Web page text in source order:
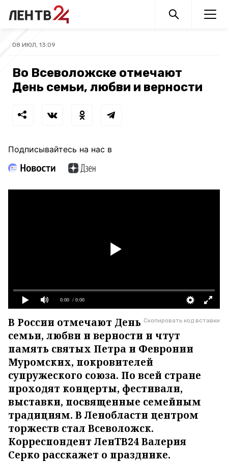
08 ИЮЛ, 13:09
Во Всеволожске отмечают
День семьи, любви и верности
Подписывайтесь на нас в
0:00 / 0:00
Скопировать код вставки
В России отмечают День
семьи, любви и верности и чтут
память святых Петра и Февронии
Муромских, покровителей
супружеского союза. По всей стране
проходят концерты, фестивали,
выставки, посвященные семейным
традициям. В Ленобласти центром
торжеств стал Всеволожск.
Корреспондент ЛенТВ24 Валерия
Серко расскажет о празднике.